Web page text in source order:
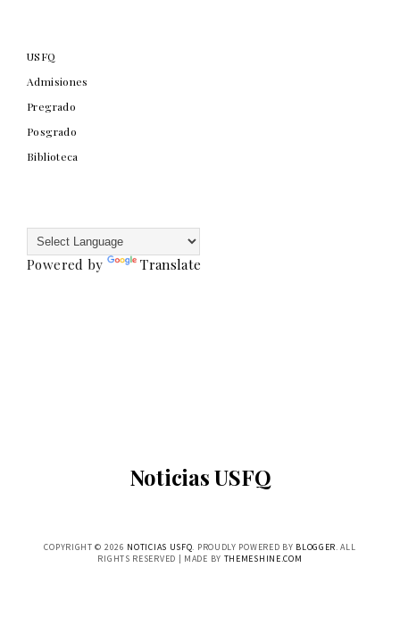
USFQ
Admisiones
Pregrado
Posgrado
Biblioteca
Powered by Translate
Noticias USFQ
COPYRIGHT © 2026 NOTICIAS USFQ. PROUDLY POWERED BY BLOGGER. ALL
RIGHTS RESERVED | MADE BY THEMESHINE.COM